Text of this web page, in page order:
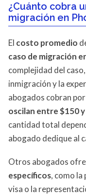
¿Cuánto cobra
migración en
El costo promedio
caso de migración
complejidad del
inmigración y la
abogados cobran
oscilan entre $150
cantidad total
abogado dedique al
Otros abogados
específicos, como
visa o la